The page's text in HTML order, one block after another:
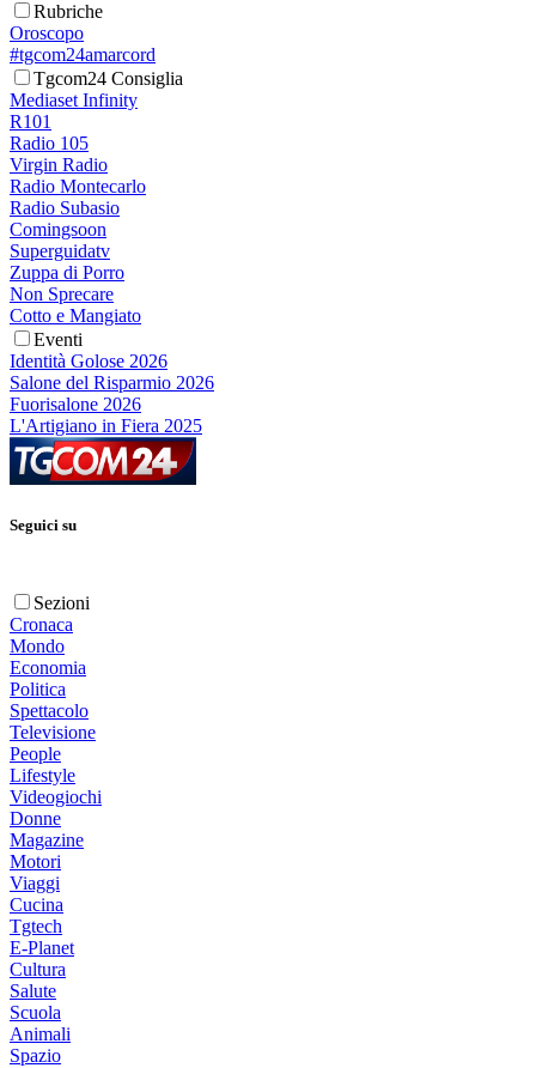
Rubriche
Oroscopo
#tgcom24amarcord
Tgcom24 Consiglia
Mediaset Infinity
R101
Radio 105
Virgin Radio
Radio Montecarlo
Radio Subasio
Comingsoon
Superguidatv
Zuppa di Porro
Non Sprecare
Cotto e Mangiato
Eventi
Identità Golose 2026
Salone del Risparmio 2026
Fuorisalone 2026
L'Artigiano in Fiera 2025
Seguici su
Sezioni
Cronaca
Mondo
Economia
Politica
Spettacolo
Televisione
People
Lifestyle
Videogiochi
Donne
Magazine
Motori
Viaggi
Cucina
Tgtech
E-Planet
Cultura
Salute
Scuola
Animali
Spazio